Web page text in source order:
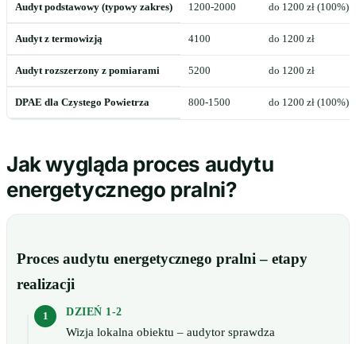
Audyt podstawowy (typowy zakres) 1200-2000 do 1200 zł (100%)
Audyt z termowizją 4100 do 1200 zł
Audyt rozszerzony z pomiarami 5200 do 1200 zł
DPAE dla Czystego Powietrza 800-1500 do 1200 zł (100%)
Jak wygląda proces audytu
energetycznego pralni?
Proces audytu energetycznego pralni – etapy
realizacji
DZIEŃ 1-2
Wizja lokalna obiektu – audytor sprawdza